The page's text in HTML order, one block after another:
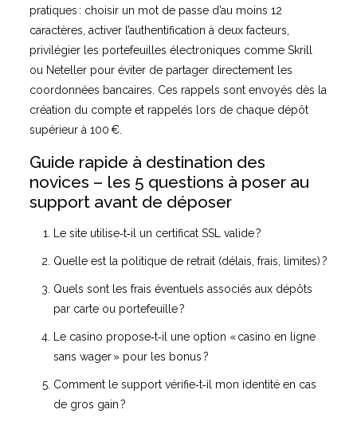
pratiques : choisir un mot de passe d’au moins 12
caractères, activer l’authentification à deux facteurs,
privilégier les portefeuilles électroniques comme Skrill
ou Neteller pour éviter de partager directement les
coordonnées bancaires. Ces rappels sont envoyés dès la
création du compte et rappelés lors de chaque dépôt
supérieur à 100 €.
Guide rapide à destination des
novices – les 5 questions à poser au
support avant de déposer
Le site utilise‑t‑il un certificat SSL valide ?
Quelle est la politique de retrait (délais, frais, limites) ?
Quels sont les frais éventuels associés aux dépôts
par carte ou portefeuille ?
Le casino propose‑t‑il une option « casino en ligne
sans wager » pour les bonus ?
Comment le support vérifie‑t‑il mon identité en cas
de gros gain ?